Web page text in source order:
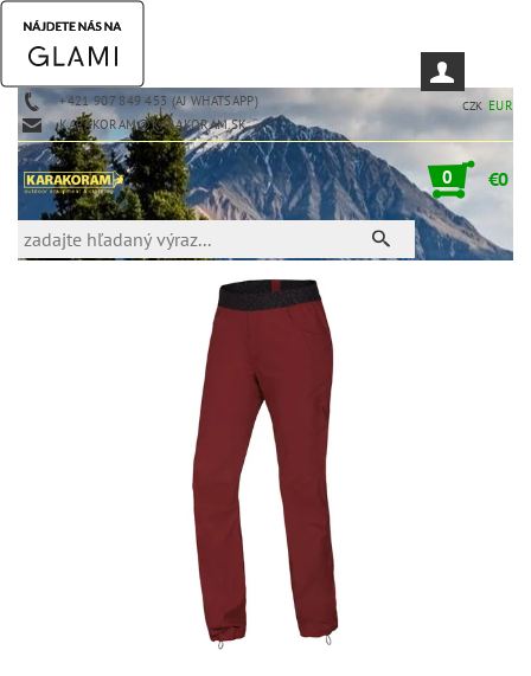
+421 907 849 453 (AJ WHATSAPP)
KARAKORAM@KARAKORAM.SK
CZK EUR
0 €0